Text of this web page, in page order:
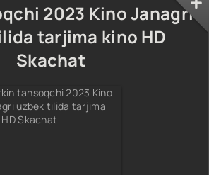
2023 Kino Janagri
tarjima kino HD
Skachat